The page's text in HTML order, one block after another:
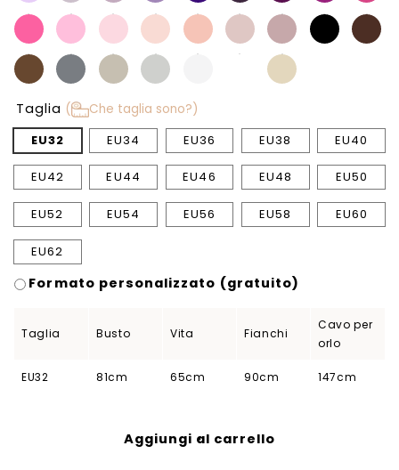
Taglia (
Che taglia sono?)
EU32
EU34 EU36 EU38 EU40
EU42 EU44 EU46 EU48 EU50
EU52 EU54 EU56 EU58 EU60
EU62
Formato personalizzato (gratuito)
Taglia Busto Vita Fianchi
Cavo per
orlo
EU32 81cm 65cm 90cm 147cm
Aggiungi al carrello